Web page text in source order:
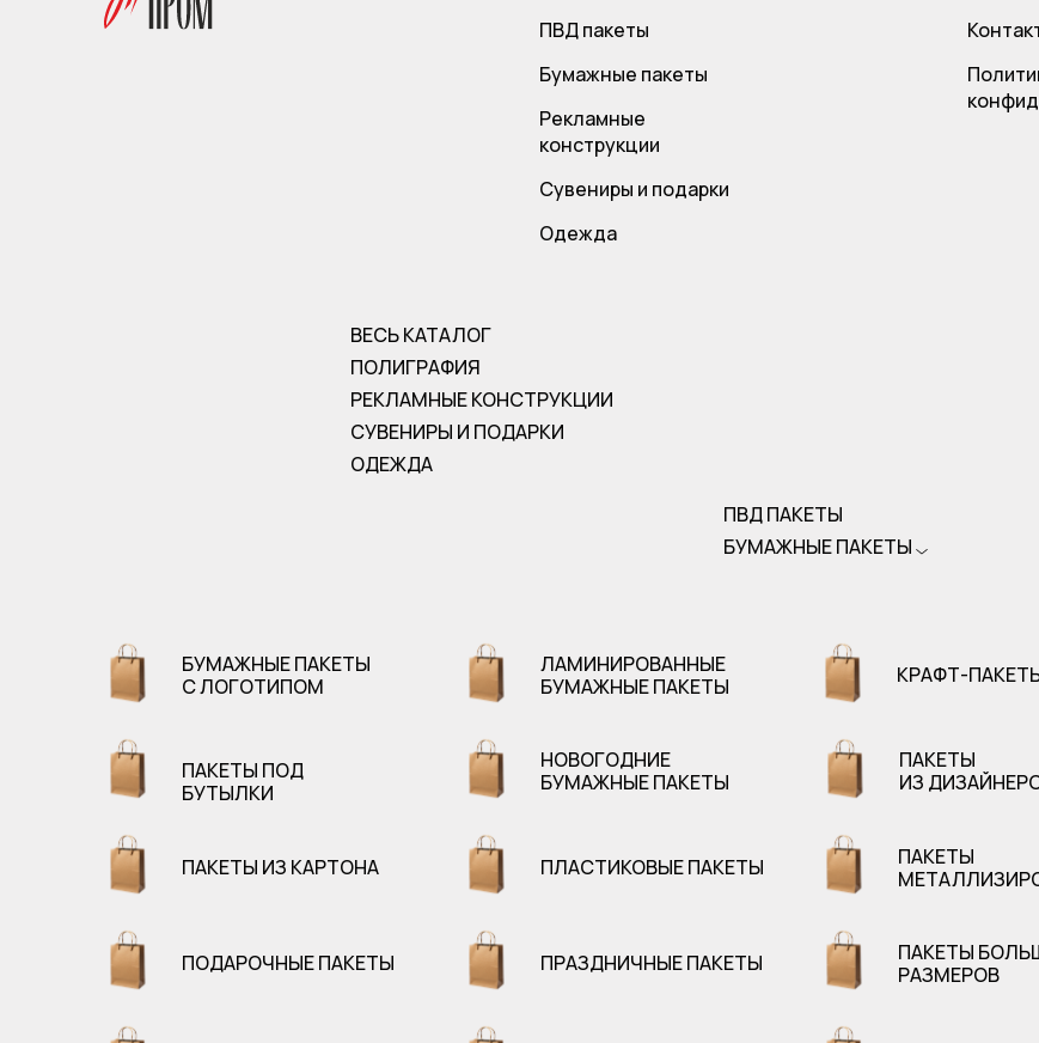
ПВД пакеты
Бумажные пакеты
Рекламные
конструкции
Сувениры и подарки
Одежда
ПОЛИГРАФИЯ
РЕКЛАМНЫЕ КОНСТРУКЦИИ
СУВЕНИРЫ И ПОДАРКИ
ОДЕЖДА
ВЕСЬ КАТАЛОГ
БУМАЖНЫЕ ПАКЕТЫ
ПВД ПАКЕТЫ
БУМАЖНЫЕ ПАКЕТЫ
С ЛОГОТИПОМ
ЛАМИНИРОВАННЫЕ
БУМАЖНЫЕ ПАКЕТЫ
КРАФТ-
ПАКЕТЫ ПОД
БУТЫЛКИ
НОВОГОДНИЕ
БУМАЖНЫЕ ПАКЕТЫ
ПАКЕТЫ
ИЗ
ПАКЕТЫ ИЗ КАРТОНА ПЛАСТИКОВЫЕ ПАКЕТЫ
ПАКЕТЫ
ПОДАРОЧНЫЕ ПАКЕТЫ ПРАЗДНИЧНЫЕ ПАКЕТЫ
ПАКЕТЫ
РАЗМЕРОВ